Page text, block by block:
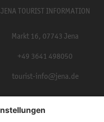
JENA TOURIST INFORMATION
Markt 16, 07743 Jena
+49 3641 498050
tourist-info@jena.de